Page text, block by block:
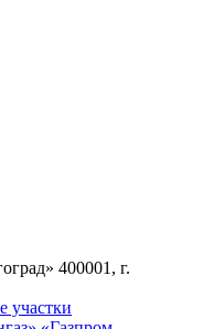
400001, г.
участки